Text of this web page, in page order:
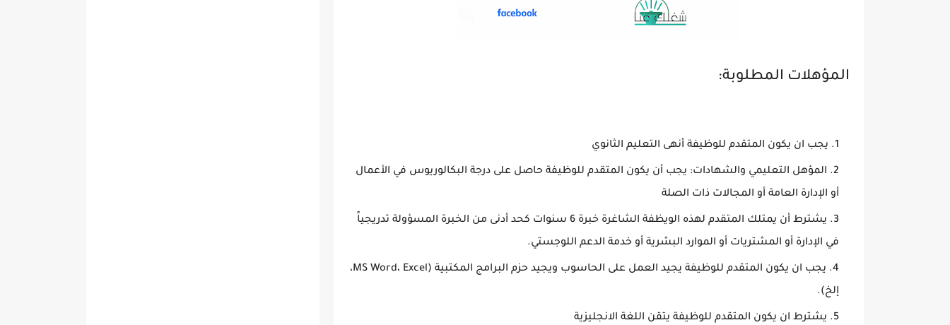
المؤهلات المطلوبة:
يجب ان يكون المتقدم للوظيفة أنهى التعليم الثانوي
المؤهل التعليمي والشهادات: يجب أن يكون المتقدم للوظيفة حاصل على درجة البكالوريوس في الأعمال
أو الإدارة العامة أو المجالات ذات الصلة
يشترط أن يمتلك المتقدم لهذه الويظفة الشاغرة خبرة 6 سنوات كحد أدنى من الخبرة المسؤولة تدريجياً
في الإدارة أو المشتريات أو الموارد البشرية أو خدمة الدعم اللوجستي.
يجب ان يكون المتقدم للوظيفة يجيد العمل على الحاسوب ويجيد حزم البرامج المكتبية (MS Word، Excel،
إلخ).
يشترط ان يكون المتقدم للوظيفة يتقن اللغة الانجليزية